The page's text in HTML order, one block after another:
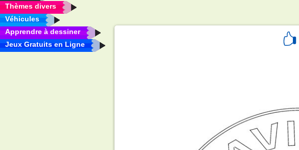
Thèmes divers
Véhicules
Apprendre à dessiner
Jeux Gratuits en Ligne